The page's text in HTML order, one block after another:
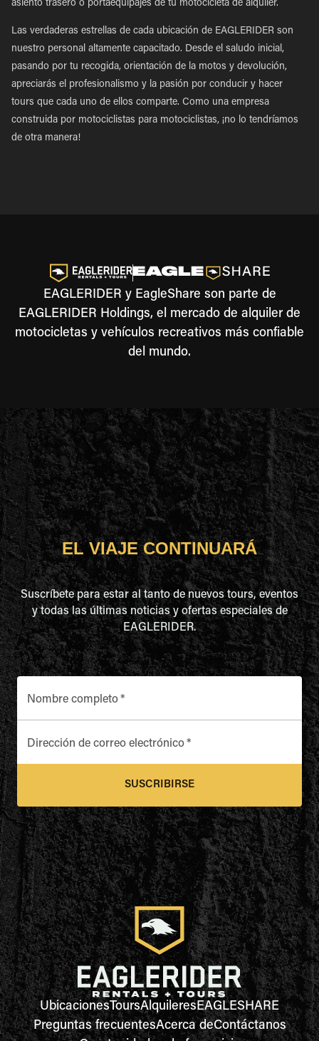
asiento trasero o portaequipajes de tu motocicleta de alquiler.
Las verdaderas estrellas de cada ubicación de EAGLERIDER son
nuestro personal altamente capacitado. Desde el saludo inicial,
pasando por tu recogida, orientación de la motos y devolución,
apreciarás el profesionalismo y la pasión por conducir y hacer
tours que cada uno de ellos comparte. Como una empresa
construida por motociclistas para motociclistas, ¡no lo tendríamos
de otra manera!
EAGLERIDER y EagleShare son parte de
EAGLERIDER Holdings, el mercado de alquiler de
motocicletas y vehículos recreativos más confiable
del mundo.
EL VIAJE CONTINUARÁ
Suscríbete para estar al tanto de nuevos tours, eventos
y todas las últimas noticias y ofertas especiales de
EAGLERIDER.
Nombre completo*
Dirección de correo electrónico*
SUSCRIBIRSE
UbicacionesToursAlquileresEAGLESHARE
Preguntas frecuentesAcerca deContáctanos